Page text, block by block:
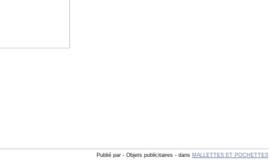
Publié par - Objets publicitaires -dans MALLETTES ET POCHETTES